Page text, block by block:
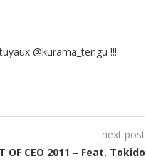
@kurama_tengu !!!
next post
OF CEO 2011 – Feat. Tokido